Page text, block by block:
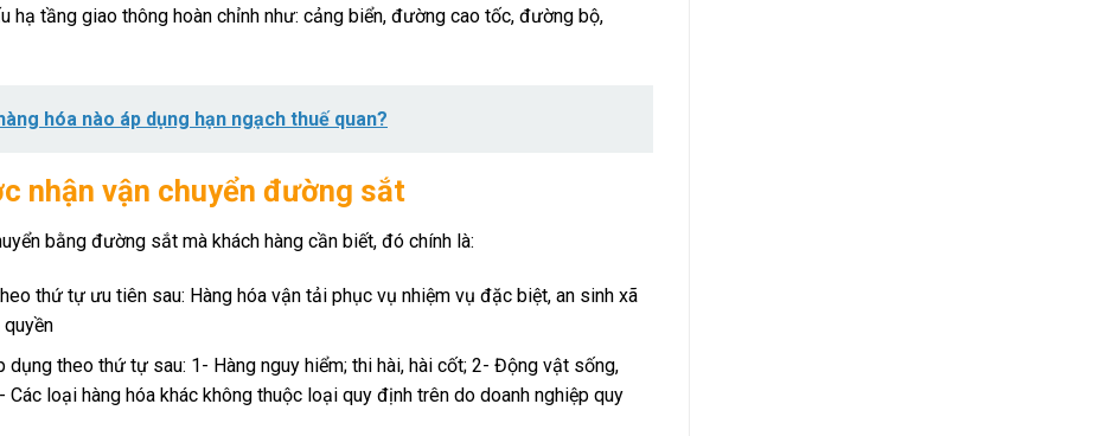
hạ tầng giao thông hoàn chỉnh như: cảng biển, đường cao tốc, đường bộ,
hóa nào áp dụng hạn ngạch thuế quan?
nhận vận chuyển đường sắt
bằng đường sắt mà khách hàng cần biết, đó chính là:
thứ tự ưu tiên sau: Hàng hóa vận tải phục vụ nhiệm vụ đặc biệt, an sinh xã
dụng theo thứ tự sau: 1- Hàng nguy hiểm; thi hài, hài cốt; 2- Động vật sống,
Các loại hàng hóa khác không thuộc loại quy định trên do doanh nghiệp quy